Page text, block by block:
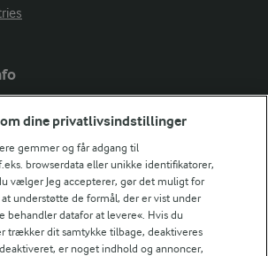
rapport
smiley-rapporter for Arla Foods
smiley-rapporter for Jörd
smiley-rapporter for Lurpak PB
dine privatlivsindstillinger
gemmer og får adgang til
browserdata eller unikke identifikatorer,
vælger Jeg accepterer, gør det muligt for
understøtte de formål, der er vist under
behandler datafor at levere«. Hvis du
trækker dit samtykke tilbage, deaktiveres
er noget indhold og annoncer,